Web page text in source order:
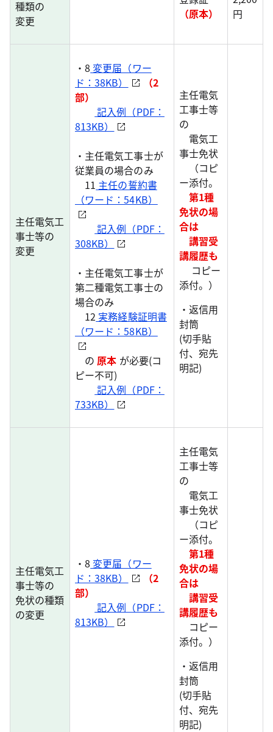
種類の
変更
（原本）
円
主任電気工
事士等の
変更
・8 変更届（ワー
ド：38KB）
（2
部）
記入例（PDF：
813KB）
・主任電気工事士が
従業員の場合のみ
11 主任の誓約書
（ワード：54KB）
記入例（PDF：
308KB）
・主任電気工事士が
第二種電気工事士の
場合のみ
12 実務経験証明書
（ワード：58KB）
の 原本 が必要(コ
ピー不可)
記入例（PDF：
733KB）
主任電気
工事士等
の
電気工
事士免状
（コピ
ー添付。
第1種
免状の場
合は
講習受
講履歴も
コピー
添付。）
・返信用
封筒
(切手貼
付、宛先
明記)
主任電気工
事士等の
免状の種類
の変更
・8 変更届（ワー
ド：38KB）
（2
部）
記入例（PDF：
813KB）
主任電気
工事士等
の
電気工
事士免状
（コピ
ー添付。
第1種
免状の場
合は
講習受
講履歴も
コピー
添付。）
・返信用
封筒
(切手貼
付、宛先
明記)